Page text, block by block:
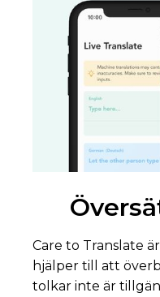
Care to Translate
hjälper till att
tolkar inte är